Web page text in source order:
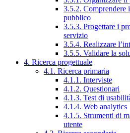
3.5.2. Comprendere
pubblico
3.5.3. Progettare i
servizio
3.5.4. Realizzare
3.5.5. Validare la
4. Ricerca progettuale
4.1. Ricerca primaria
4.1.1. Interviste
4.1.2. Questionari
4.1.3. Test di
4.1.4. Web analytics
4.1.5. Strumenti di
utente